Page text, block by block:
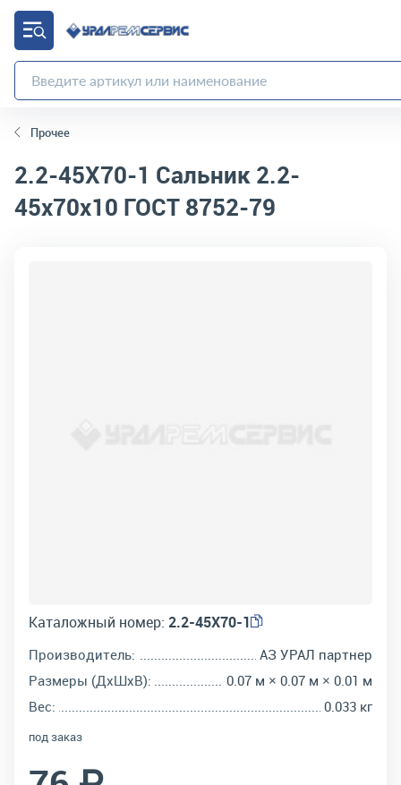
Прочее
2.2-45Х70-1 Сальник 2.2-
45х70х10 ГОСТ 8752-79
Каталожный номер: 2.2-45Х70-1
Производитель:
АЗ УРАЛ партнер
Размеры (ДхШхВ):
0.07 м × 0.07 м × 0.01 м
Вес:
0.033 кг
под заказ